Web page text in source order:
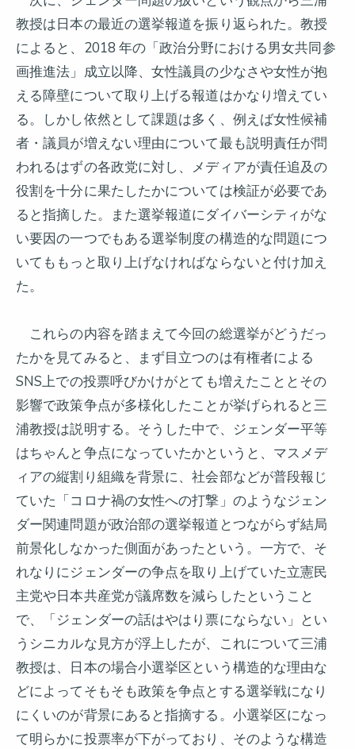
教授は日本の最近の選挙報道を振り返られた。教授
によると、2018 年の「政治分野における男女共同参
画推進法」成立以降、女性議員の少なさや女性が抱
える障壁について取り上げる報道はかなり増えてい
る。しかし依然として課題は多く、例えば女性候補
者・議員が増えない理由について最も説明責任が問
われるはずの各政党に対し、メディアが責任追及の
役割を十分に果たしたかについては検証が必要であ
ると指摘した。また選挙報道にダイバーシティがな
い要因の一つでもある選挙制度の構造的な問題につ
いてももっと取り上げなければならないと付け加え
た。
これらの内容を踏まえて今回の総選挙がどうだっ
たかを見てみると、まず目立つのは有権者による
SNS上での投票呼びかけがとても増えたこととその
影響で政策争点が多様化したことが挙げられると三
浦教授は説明する。そうした中で、ジェンダー平等
はちゃんと争点になっていたかというと、マスメデ
ィアの縦割り組織を背景に、社会部などが普段報じ
ていた「コロナ禍の女性への打撃」のようなジェン
ダー関連問題が政治部の選挙報道とつながらず結局
前景化しなかった側面があったという。一方で、そ
れなりにジェンダーの争点を取り上げていた立憲民
主党や日本共産党が議席数を減らしたということ
で、「ジェンダーの話はやはり票にならない」とい
うシニカルな見方が浮上したが、これについて三浦
教授は、日本の場合小選挙区という構造的な理由な
どによってそもそも政策を争点とする選挙戦になり
にくいのが背景にあると指摘する。小選挙区になっ
て明らかに投票率が下がっており、そのような構造